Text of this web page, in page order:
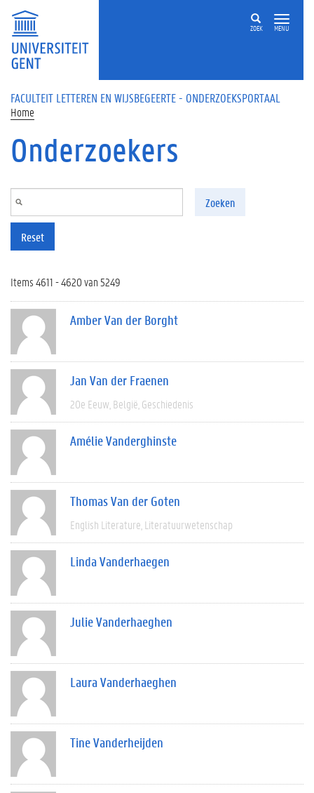
Overslaan en naar de inhoud gaan
ZOEK MENU
FACULTEIT LETTEREN EN WIJSBEGEERTE - ONDERZOEKSPORTAAL
Home
Onderzoekers
Zoeken
Reset
Items 4611 - 4620 van 5249
Amber Van der Borght
Jan Van der Fraenen
20e Eeuw België Geschiedenis
Amélie Vanderghinste
Thomas Van der Goten
English Literature Literatuurwetenschap
Linda Vanderhaegen
Julie Vanderhaeghen
Laura Vanderhaeghen
Tine Vanderheijden